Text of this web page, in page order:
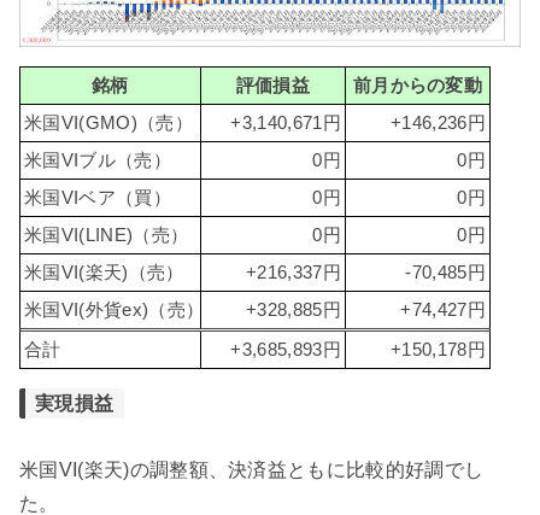
銘柄 評価損益
前月からの変動
米国VI(GMO)（売）
+3,140,671円
+146,236円
米国VIブル（売）
0円
0円
米国VIベア（買）
0円
0円
米国VI(LINE)（売）
0円
0円
米国VI(楽天)（売）
+216,337円
-70,485円
米国VI(外貨ex)（売）
+328,885円 +74,427円
合計 +3,685,893円 +150,178円
実現損益
米国VI(楽天)の調整額、決済益ともに比較的好調でし
た。